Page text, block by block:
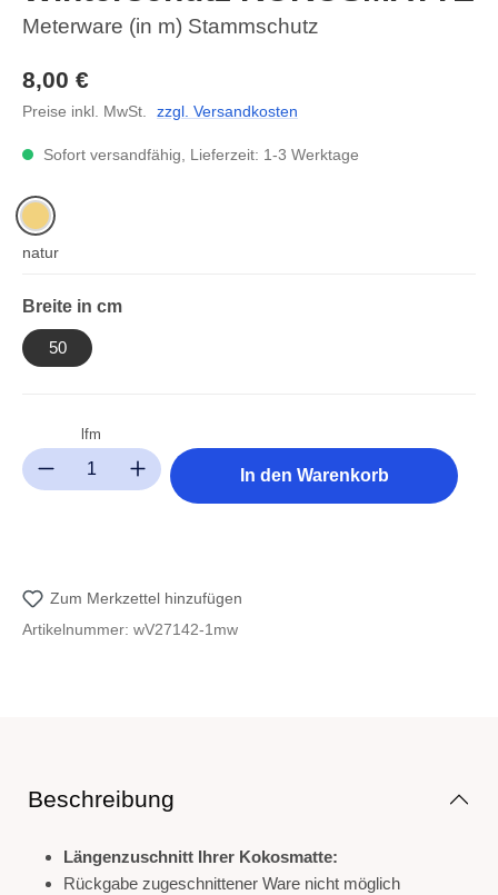
Meterware (in m) Stammschutz
8,00 €
Preise inkl. MwSt. zzgl. Versandkosten
Sofort versandfähig, Lieferzeit: 1-3 Werktage
Breite in cmauswählen
50
natur
Produkt Anzahl: Gib den gewünschten Wert ein oder benutze die
lfm
In den Warenkorb
Zum Merkzettel hinzufügen
Artikelnummer: wV27142-1mw
Beschreibung
Längenzuschnitt Ihrer Kokosmatte:
Rückgabe zugeschnittener Ware nicht möglich